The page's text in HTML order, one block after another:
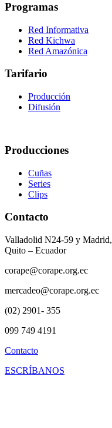
Programas
Red Informativa
Red Kichwa
Red Amazónica
Tarifario
Producción
Difusión
Producciones
Cuñas
Series
Clips
Contacto
Valladolid N24-59 y Madrid,
Quito – Ecuador
corape@corape.org.ec
mercadeo@corape.org.ec
(02) 2901- 355
099 749 4191
Contacto
ESCRÍBANOS